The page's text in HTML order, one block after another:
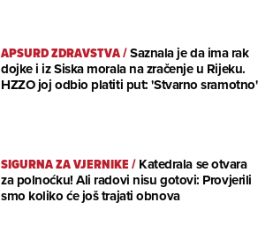
APSURD ZDRAVSTVA/Saznala je da ima rak
dojke i iz Siska morala na zračenje u Rijeku.
HZZO joj odbio platiti put: 'Stvarno sramotno'
SIGURNA ZA VJERNIKE/Katedrala se otvara
za polnoćku! Ali radovi nisu gotovi: Provjerili
smo koliko će još trajati obnova